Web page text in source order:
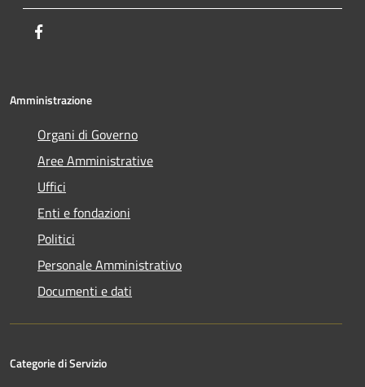
Amministrazione
Organi di Governo
Aree Amministrative
Uffici
Enti e fondazioni
Politici
Personale Amministrativo
Documenti e dati
Categorie di Servizio